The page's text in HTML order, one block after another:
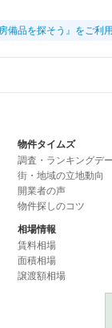
備品を探そう』をご利
物件タイムズ
調査・ランキングデ
街・地域の立地動向
開業者の声
物件探しのコツ
相場情報
賃料相場
面積相場
譲渡額相場